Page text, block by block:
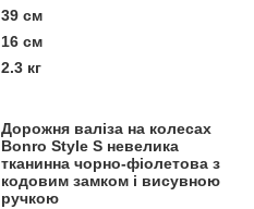
39 см
16 см
2.3 кг
Дорожня валіза на колесах
Bonro Style S невелика
тканинна чорно-фіолетова з
кодовим замком і висувною
ручкою